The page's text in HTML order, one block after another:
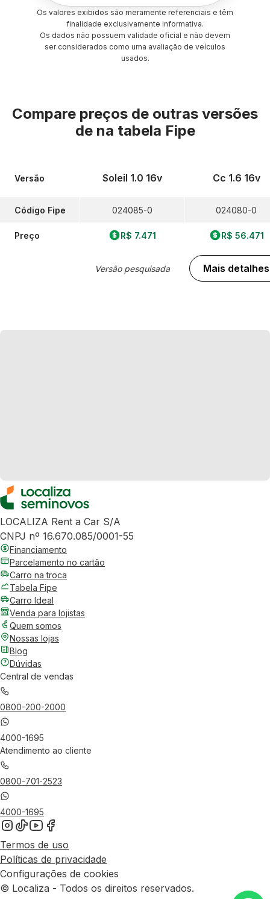
Os valores exibidos são meramente referenciais e têm
finalidade exclusivamente informativa.
Os dados não possuem validade oficial e não devem
ser considerados como uma avaliação de veículos
usados.
Compare preços de outras versões
de na tabela Fipe
Versão
Código Fipe
Preço
Soleil 1.0 16v
024085-0
R$ 7.471
Versão pesquisada
Cc 1.6 16v
024080-0
R$ 56.471
Mais detalhes
LOCALIZA Rent a Car S/A
CNPJ nº 16.670.085/0001-55
Financiamento
Parcelamento no cartão
Carro na troca
Tabela Fipe
Carro Ideal
Venda para lojistas
Quem somos
Nossas lojas
Blog
Dúvidas
Central de vendas
0800-200-2000
4000-1695
Atendimento ao cliente
0800-701-2523
4000-1695
Termos de uso
Políticas de privacidade
Configurações de cookies
© Localiza - Todos os direitos reservados.